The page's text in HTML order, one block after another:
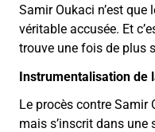
Samir Oukaci n’est que
véritable accusée. Et
trouve une fois de plus
Instrumentalisation de
Le procès contre Samir
mais s’inscrit dans une